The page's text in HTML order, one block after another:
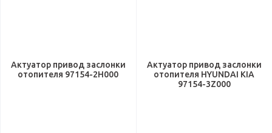
Актуатор привод заслонки
отопителя 97154-2H000
Актуатор привод заслонки
отопителя HYUNDAI KIA
97154-3Z000